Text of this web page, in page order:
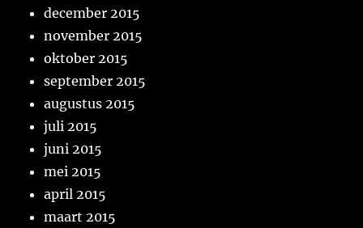
december 2015
november 2015
oktober 2015
september 2015
augustus 2015
juli 2015
juni 2015
mei 2015
april 2015
maart 2015